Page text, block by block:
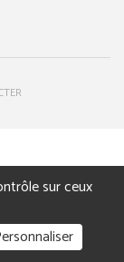
sur ceux